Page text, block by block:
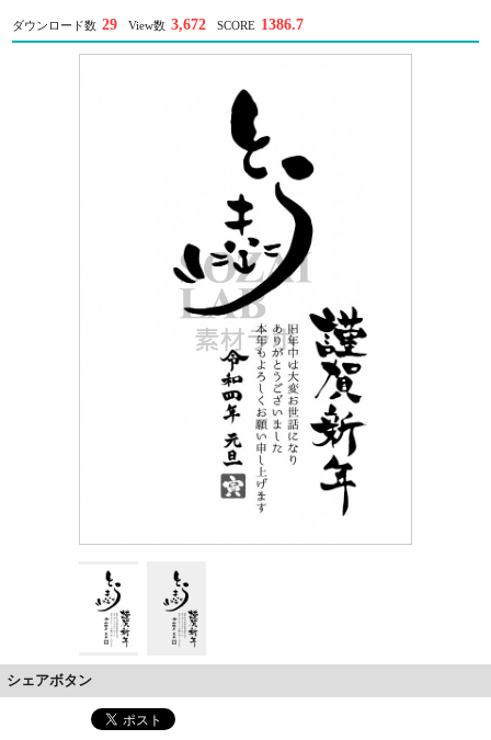
ダウンロード数 29 View数 3,672 SCORE 1386.7
シェアボタン